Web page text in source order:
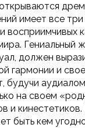
имеет все
восприимчивых
Гениальный
должен
гармонии и
будучи
на своем
и
быть кем